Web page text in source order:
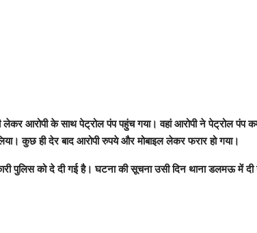
आरोपी के साथ पेट्रोल पंप पहुंच गया। वहां आरोपी ने पेट्रोल पंप
कुछ ही देर बाद आरोपी रुपये और मोबाइल लेकर फरार हो गया।
पुलिस को दे दी गई है। घटना की सूचना उसी दिन थाना डलमऊ में